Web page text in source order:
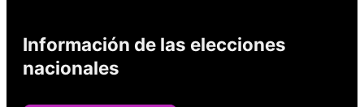
Información de las elecciones
nacionales